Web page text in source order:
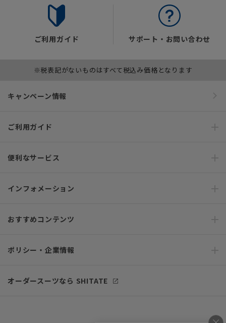
ご利用ガイド サポート・お問い合わせ
※税表記がないものはすべて税込み価格となります
キャンペーン情報
ご利用ガイド
便利なサービス
インフォメーション
おすすめコンテンツ
ポリシー・企業情報
オーダースーツなら SHITATE